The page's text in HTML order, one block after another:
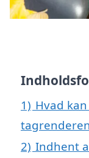
1) Hvad
2) Indhent